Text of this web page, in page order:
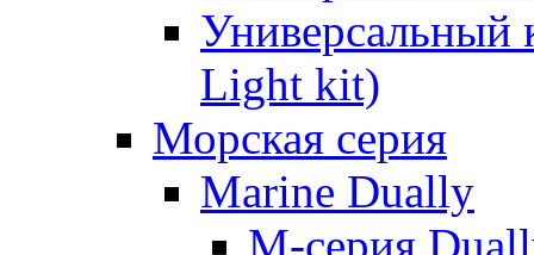
Универсальный
Light kit)
Морская серия
Marine Dually
M-серия